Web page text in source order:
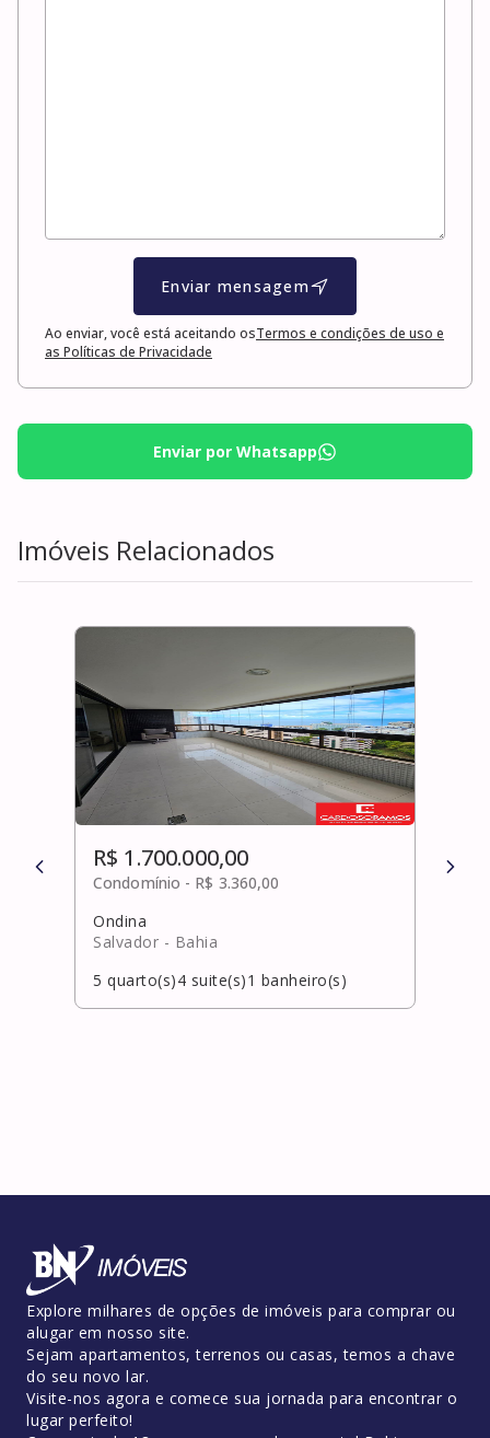
Enviar mensagem
Ao enviar, você está aceitando osTermos e condições de uso e
as Políticas de Privacidade
Enviar por Whatsapp
Imóveis Relacionados
R$ 1.700.000,00
Condomínio - R$ 3.360,00
Ondina
Salvador - Bahia
5 quarto(s)4 suite(s)1 banheiro(s)
R$
Explore milhares de opções de imóveis para comprar ou
alugar em nosso site.
Sejam apartamentos, terrenos ou casas, temos a chave
do seu novo lar.
Visite-nos agora e comece sua jornada para encontrar o
lugar perfeito!